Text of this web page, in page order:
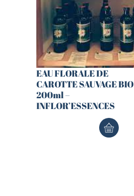
EAU FLORALE DE
CAROTTE SAUVAGE BIO
200ml –
INFLOR’ESSENCES